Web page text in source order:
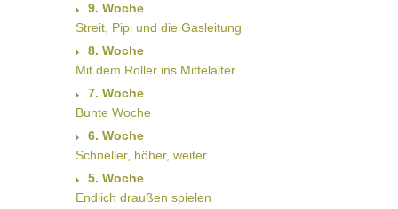
9. Woche
Streit, Pipi und die Gasleitung
8. Woche
Mit dem Roller ins Mittelalter
7. Woche
Bunte Woche
6. Woche
Schneller, höher, weiter
5. Woche
Endlich draußen spielen